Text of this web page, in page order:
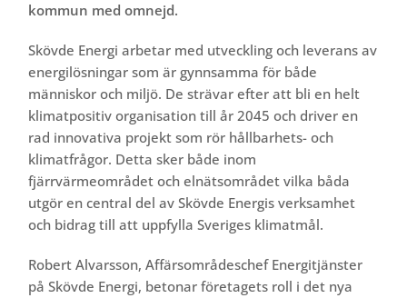
kommun med omnejd.
Skövde Energi arbetar med utveckling och leverans av
energilösningar som är gynnsamma för både
människor och miljö. De strävar efter att bli en helt
klimatpositiv organisation till år 2045 och driver en
rad innovativa projekt som rör hållbarhets- och
klimatfrågor. Detta sker både inom
fjärrvärmeområdet och elnätsområdet vilka båda
utgör en central del av Skövde Energis verksamhet
och bidrag till att uppfylla Sveriges klimatmål.
Robert Alvarsson, Affärsområdeschef Energitjänster
på Skövde Energi, betonar företagets roll i det nya